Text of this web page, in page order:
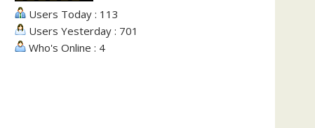
Users Today : 113
Users Yesterday : 701
Who's Online : 4